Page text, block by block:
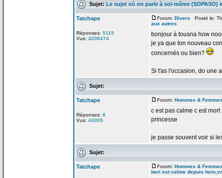
Sujet: Le sujet où on parle à soi-même (SOPASO)
Tatchape
Réponses: 5119
Vus: 4208474
Forum: Divers Posté le:
aux autres
bonjour à tousna how
je ya que ton nouveau
concernés ou bien?
Si t'as l'occasion, do une
Sujet:
Tatchape
Réponses: 8
Vus: 44305
Forum: Hommes &
c est pas calme c est
princesse
je passe souvent voir si
Sujet:
Tatchape Forum: Hommes &
beri est calme depuis